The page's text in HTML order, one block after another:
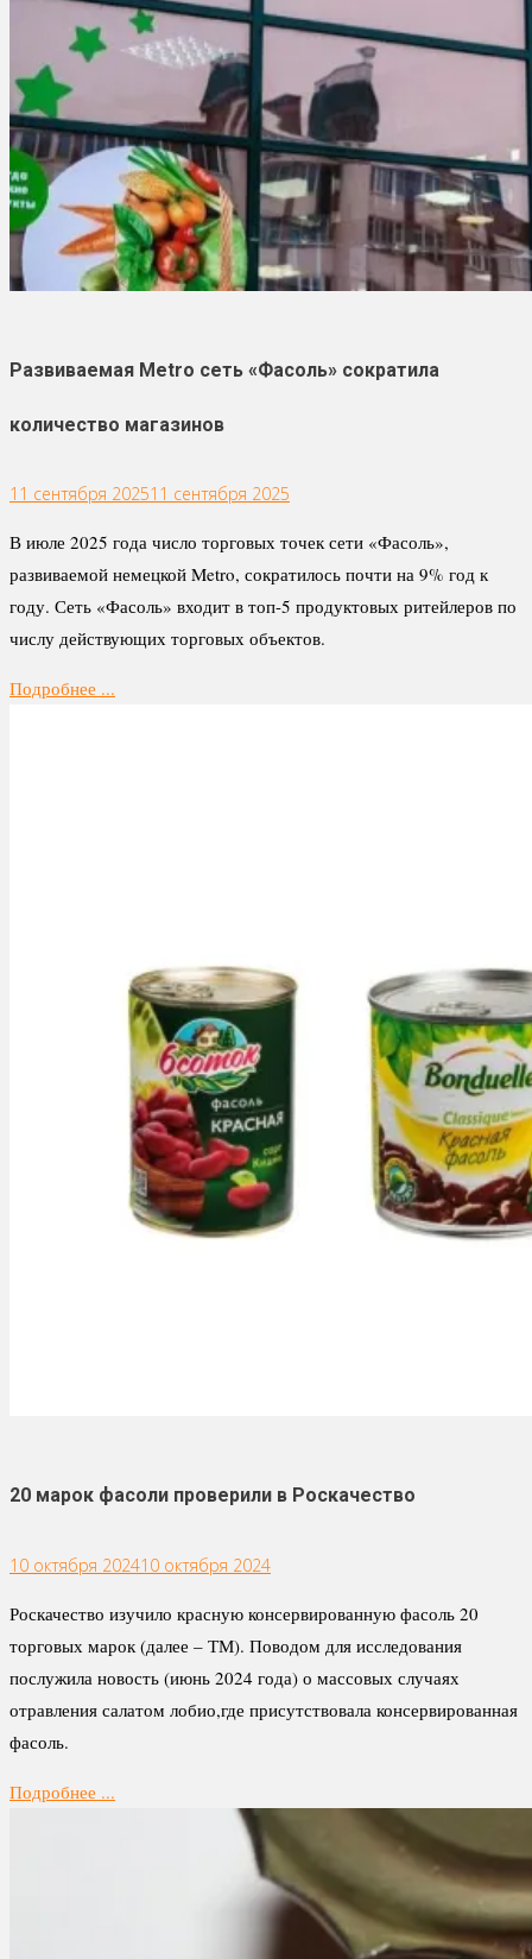
Развиваемая Metro сеть «Фасоль» сократила
количество магазинов
11 сентября 202511 сентября 2025
В июле 2025 года число торговых точек сети «Фасоль»,
развиваемой немецкой Metro, сократилось почти на 9% год к
году. Сеть «Фасоль» входит в топ-5 продуктовых ритейлеров по
числу действующих торговых объектов.
Подробнее ...
20 марок фасоли проверили в Роскачество
10 октября 202410 октября 2024
Роскачество изучило красную консервированную фасоль 20
торговых марок (далее – ТМ). Поводом для исследования
послужила новость (июнь 2024 года) о массовых случаях
отравления салатом лобио,где присутствовала консервированная
фасоль.
Подробнее ...